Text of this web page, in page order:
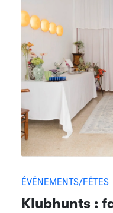
ÉVÉNEMENTS/FÊTES
Klubhunts :